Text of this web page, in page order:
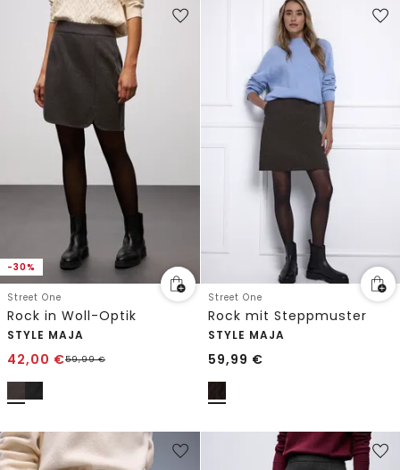
-30%
Street One
Rock in Woll-Optik
STYLE MAJA
42,00 €59,99€
Street One
Rock mit Steppmuster
STYLE MAJA
59,99 €